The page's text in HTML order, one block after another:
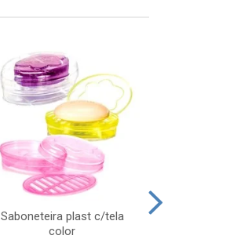
Saboneteira plast c/tela
color